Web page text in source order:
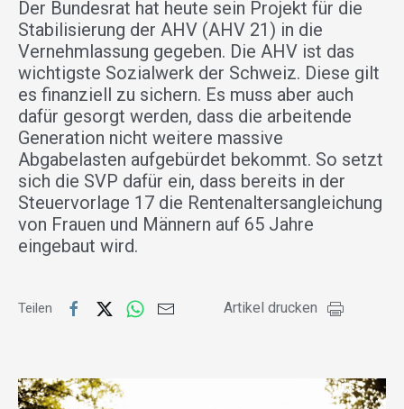
Der Bundesrat hat heute sein Projekt für die
Stabilisierung der AHV (AHV 21) in die
Vernehmlassung gegeben. Die AHV ist das
wichtigste Sozialwerk der Schweiz. Diese gilt
es finanziell zu sichern. Es muss aber auch
dafür gesorgt werden, dass die arbeitende
Generation nicht weitere massive
Abgabelasten aufgebürdet bekommt. So setzt
sich die SVP dafür ein, dass bereits in der
Steuervorlage 17 die Rentenaltersangleichung
von Frauen und Männern auf 65 Jahre
eingebaut wird.
Teilen Artikel drucken